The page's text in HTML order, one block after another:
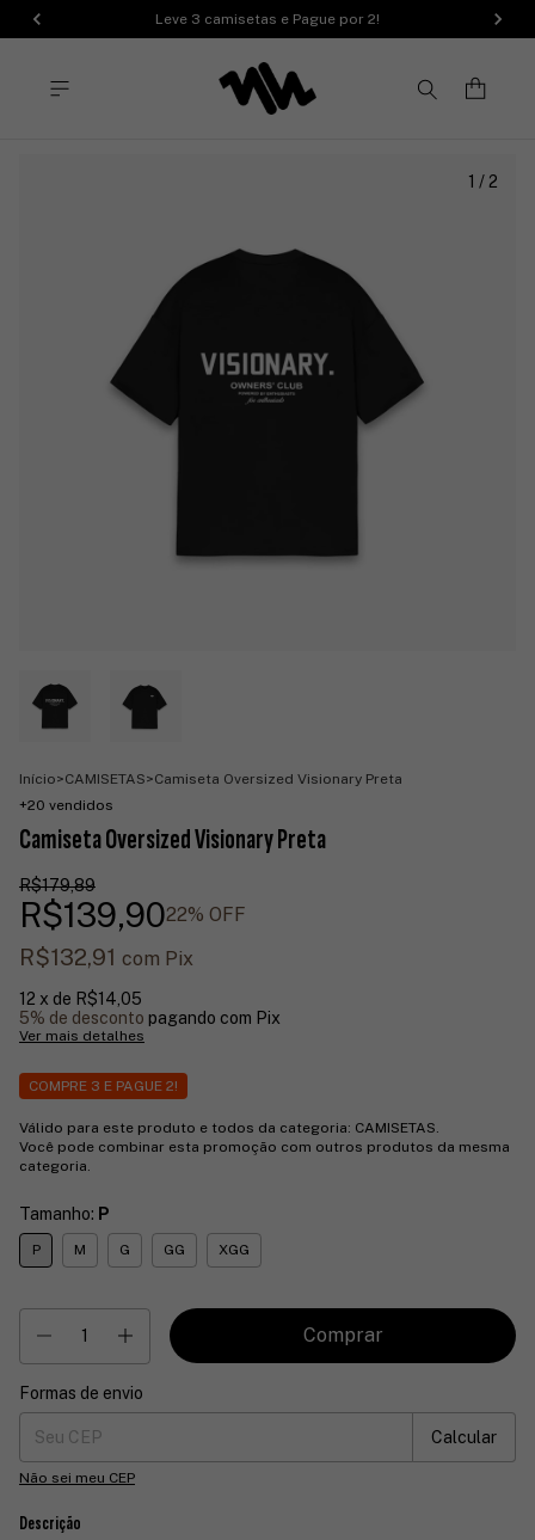
Leve 3 camisetas e Pague por 2!
1 / 2
Início>CAMISETAS>Camiseta Oversized Visionary Preta
+20 vendidos
Camiseta Oversized Visionary Preta
R$179,89
R$139,9022% OFF
R$132,91 com Pix
12 x de R$14,05
5% de desconto pagando com Pix
Ver mais detalhes
COMPRE 3 E PAGUE 2!
Válido para este produto e todos da categoria: CAMISETAS.
Você pode combinar esta promoção com outros produtos da mesma
categoria.
Tamanho: P
P M G GG XGG
Entregas para o CEP:
Formas de envio
Calcular
Não sei meu CEP
Descrição